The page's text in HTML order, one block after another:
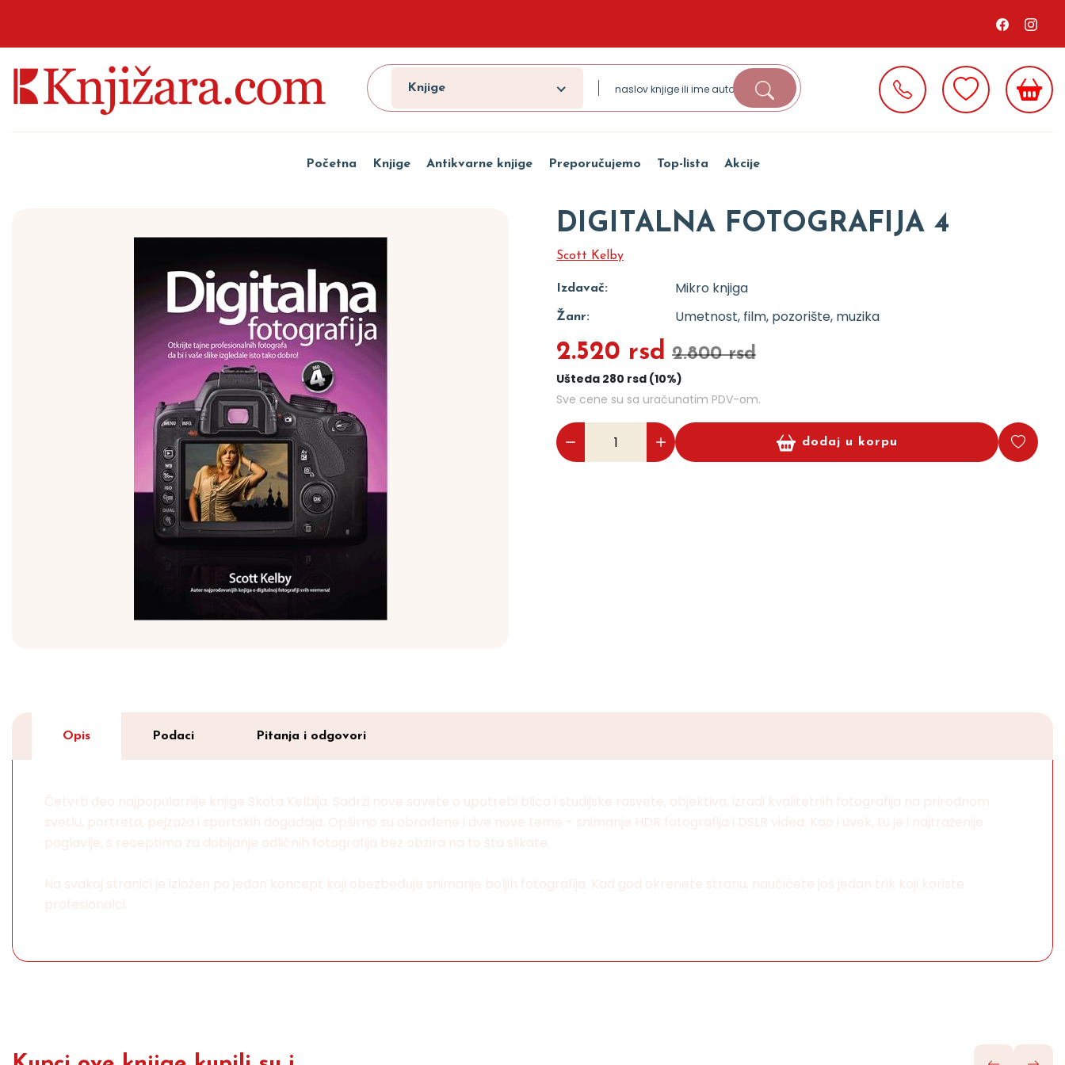
Knjige
Početna Knjige Antikvarne knjige Preporučujemo Top-lista Akcije
DIGITALNA FOTOGRAFIJA 4
Scott Kelby
Izdavač: Mikro knjiga
Žanr: Umetnost, film, pozorište, muzika
2.520 rsd 2.800 rsd
Ušteda 280 rsd (10%)
Sve cene su sa uračunatim PDV-om.
dodaj u korpu
Opis Podaci Pitanja i odgovori
Četvrti deo najpopularnije knjige Skota Kelbija. Sadrži nove savete o upotrebi blica i studijske rasvete, objektiva, izradi kvalitetnih fotografija na prirodnom
svetlu, portreta, pejzaža i sportskih događaja. Opširno su obrađene i dve nove teme - snimanje HDR fotografija i DSLR videa. Kao i uvek, tu je i najtraženije
poglavlje, s receptima za dobijanje odličnih fotografija bez obzira na to šta slikate.
Na svakoj stranici je izložen po jedan koncept koji obezbeđuje snimanje boljih fotografija. Kad god okrenete stranu, naučićete još jedan trik koji koriste
profesionalci.